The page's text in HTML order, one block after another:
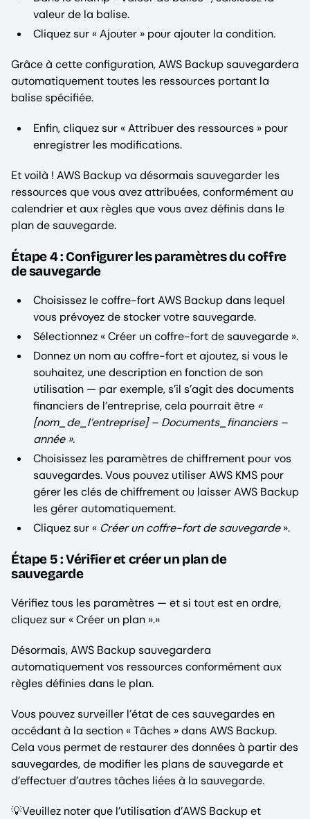
valeur de la balise.
Cliquez sur « Ajouter » pour ajouter la condition.
Grâce à cette configuration, AWS Backup sauvegardera
automatiquement toutes les ressources portant la
balise spécifiée.
Enfin, cliquez sur « Attribuer des ressources » pour
enregistrer les modifications.
Et voilà ! AWS Backup va désormais sauvegarder les
ressources que vous avez attribuées, conformément au
calendrier et aux règles que vous avez définis dans le
plan de sauvegarde.
Étape 4 : Configurer les paramètres du coffre
de sauvegarde
Choisissez le coffre-fort AWS Backup dans lequel
vous prévoyez de stocker votre sauvegarde.
Sélectionnez « Créer un coffre-fort de sauvegarde ».
Donnez un nom au coffre-fort et ajoutez, si vous le
souhaitez, une description en fonction de son
utilisation — par exemple, s’il s’agit des documents
financiers de l’entreprise, cela pourrait être «
[nom_de_l’entreprise] – Documents_financiers –
année ».
Choisissez les paramètres de chiffrement pour vos
sauvegardes. Vous pouvez utiliser AWS KMS pour
gérer les clés de chiffrement ou laisser AWS Backup
les gérer automatiquement.
Cliquez sur « Créer un coffre-fort de sauvegarde».
Étape 5 : Vérifier et créer un plan de
sauvegarde
Vérifiez tous les paramètres — et si tout est en ordre,
cliquez sur « Créer un plan ».»
Désormais, AWS Backup sauvegardera
automatiquement vos ressources conformément aux
règles définies dans le plan.
Vous pouvez surveiller l’état de ces sauvegardes en
accédant à la section « Tâches » dans AWS Backup.
Cela vous permet de restaurer des données à partir des
sauvegardes, de modifier les plans de sauvegarde et
d’effectuer d’autres tâches liées à la sauvegarde.
💡Veuillez noter que l’utilisation d’AWS Backup et